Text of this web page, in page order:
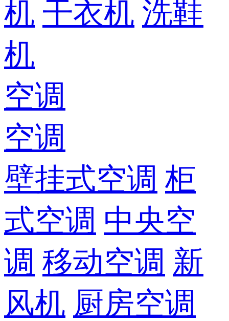
机 干衣机 洗鞋
机
空调
空调
壁挂式空调 柜
式空调 中央空
调 移动空调 新
风机 厨房空调